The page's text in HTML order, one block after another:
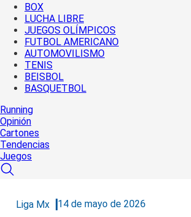
BOX
LUCHA LIBRE
JUEGOS OLÍMPICOS
FUTBOL AMERICANO
AUTOMOVILISMO
TENIS
BEISBOL
BASQUETBOL
Running
Opinión
Cartones
Tendencias
Juegos
Liga Mx 14 de mayo de 2026